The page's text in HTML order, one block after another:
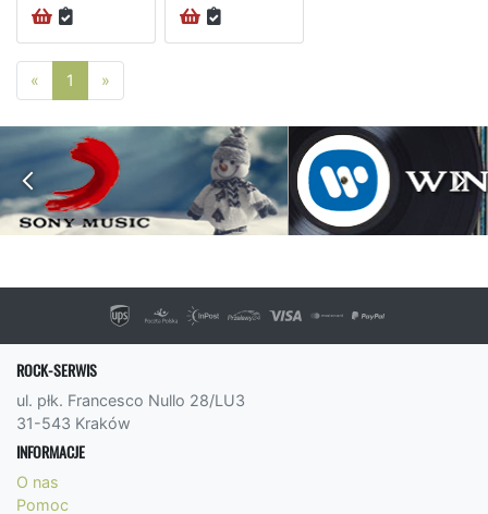
« Poprzednia strona
1 »
ROCK-SERWIS
ul. płk. Francesco Nullo 28/LU3
31-543 Kraków
INFORMACJE
O nas
Pomoc